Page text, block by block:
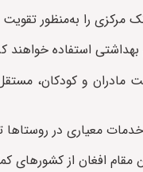
مرکزی را به‌منظور
استفاده خواهند
مادران و کودکان،
معیاری در
افغان از کشورهای